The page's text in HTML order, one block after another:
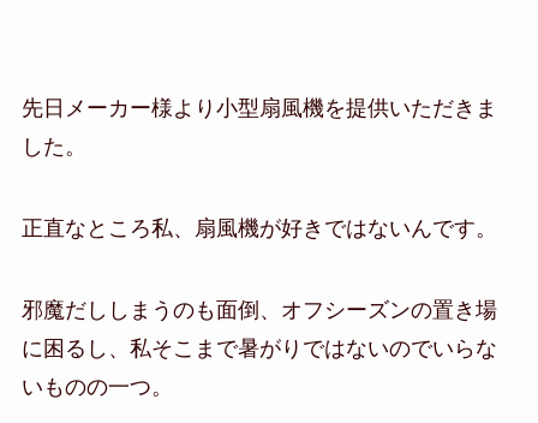
先日メーカー様より小型扇風機を提供いただきま
した。
正直なところ私、扇風機が好きではないんです。
邪魔だししまうのも面倒、オフシーズンの置き場
に困るし、私そこまで暑がりではないのでいらな
いものの一つ。